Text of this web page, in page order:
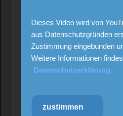
Dieses Video wird von
aus Datenschutzgründen
Zustimmung eingebunden
Weitere Informationen
Datenschutzerklärung.
zustimmen